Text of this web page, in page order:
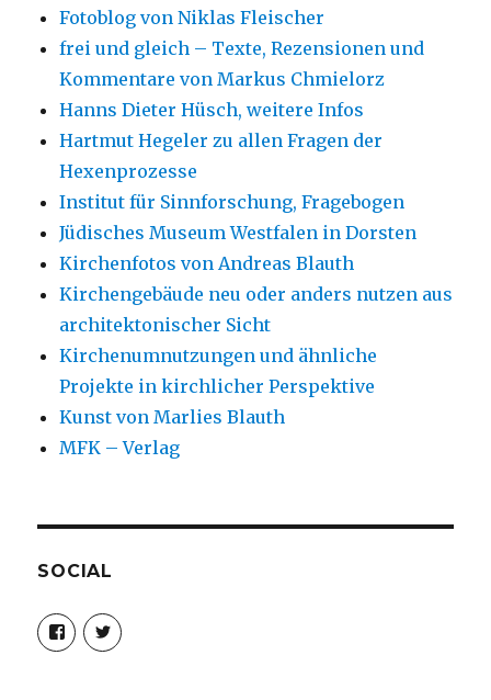
Fotoblog von Niklas Fleischer
frei und gleich – Texte, Rezensionen und
Kommentare von Markus Chmielorz
Hanns Dieter Hüsch, weitere Infos
Hartmut Hegeler zu allen Fragen der
Hexenprozesse
Institut für Sinnforschung, Fragebogen
Jüdisches Museum Westfalen in Dorsten
Kirchenfotos von Andreas Blauth
Kirchengebäude neu oder anders nutzen aus
architektonischer Sicht
Kirchenumnutzungen und ähnliche
Projekte in kirchlicher Perspektive
Kunst von Marlies Blauth
MFK – Verlag
SOCIAL
Profil
von
christoph.fleischer1
Profil
von